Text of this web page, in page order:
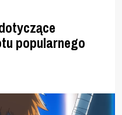
popularnego